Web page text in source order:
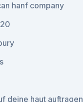
hanf company
deine haut auftragen_